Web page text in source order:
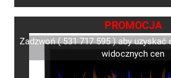
PROMOCJA
Zadzwoń ( 531 717 595 ) aby uzyskać
widocznych cen